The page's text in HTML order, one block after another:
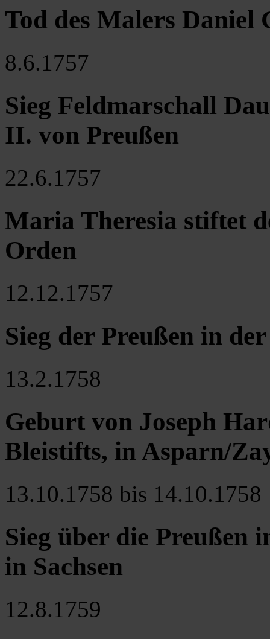
Tod des Malers Daniel
8.6.1757
Sieg Feldmarschall
II. von Preußen
22.6.1757
Maria Theresia stiftet
Orden
12.12.1757
Sieg der Preußen in
13.2.1758
Geburt von Joseph
Bleistifts, in Asparn/
13.10.1758 bis 14.10.1758
Sieg über die Preußen
in Sachsen
12.8.1759